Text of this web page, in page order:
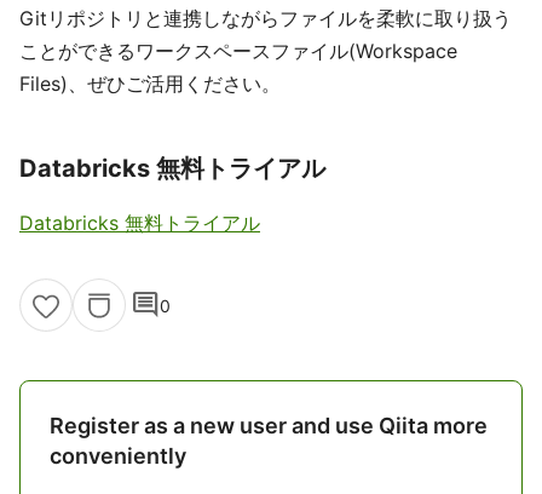
Gitリポジトリと連携しながらファイルを柔軟に取り扱う
ことができるワークスペースファイル(Workspace
Files)、ぜひご活用ください。
Databricks 無料トライアル
Databricks 無料トライアル
comment0
Register as a new user and use Qiita more
conveniently